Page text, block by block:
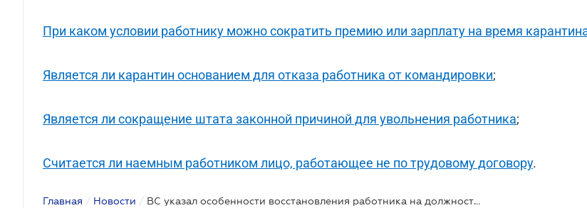
При каком условии работнику можно сократить премию или зарплату на время
Является ли карантин основанием для отказа работника от командировки;
Является ли сокращение штата законной причиной для увольнения работника;
Считается ли наемным работником лицо, работающее не по трудовому договору.
Главная / Новости / ВС указал особенности восстановления работника на должности вследствие ликвидации предприятия